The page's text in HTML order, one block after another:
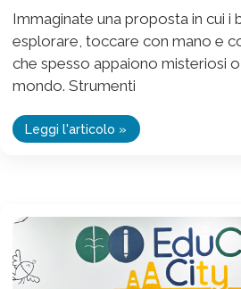
Immaginate una proposta in cui i
esplorare, toccare con mano e
che spesso appaiono misteriosi
mondo. Strumenti
Leggi l'articolo »